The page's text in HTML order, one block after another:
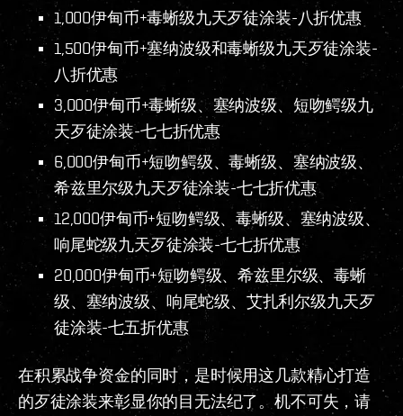
1,000伊甸币+毒蜥级九天歹徒涂装-八折优惠
1,500伊甸币+塞纳波级和毒蜥级九天歹徒涂装-
八折优惠
3,000伊甸币+毒蜥级、塞纳波级、短吻鳄级九
天歹徒涂装-七七折优惠
6,000伊甸币+短吻鳄级、毒蜥级、塞纳波级、
希兹里尔级九天歹徒涂装-七七折优惠
12,000伊甸币+短吻鳄级、毒蜥级、塞纳波级、
响尾蛇级九天歹徒涂装-七七折优惠
20,000伊甸币+短吻鳄级、希兹里尔级、毒蜥
级、塞纳波级、响尾蛇级、艾扎利尔级九天歹
徒涂装-七五折优惠
在积累战争资金的同时，是时候用这几款精心打造
的歹徒涂装来彰显你的目无法纪了。机不可失，请